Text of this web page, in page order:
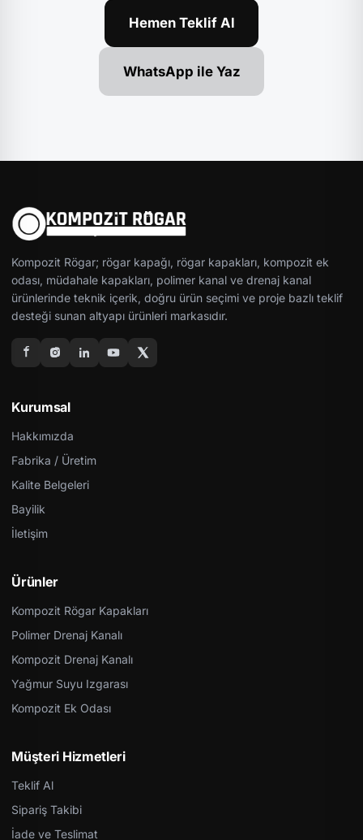
Hemen Teklif Al
WhatsApp ile Yaz
Kompozit Rögar; rögar kapağı, rögar kapakları, kompozit ek
odası, müdahale kapakları, polimer kanal ve drenaj kanal
ürünlerinde teknik içerik, doğru ürün seçimi ve proje bazlı teklif
desteği sunan altyapı ürünleri markasıdır.
Kurumsal
Hakkımızda
Fabrika / Üretim
Kalite Belgeleri
Bayilik
İletişim
Ürünler
Kompozit Rögar Kapakları
Polimer Drenaj Kanalı
Kompozit Drenaj Kanalı
Yağmur Suyu Izgarası
Kompozit Ek Odası
Müşteri Hizmetleri
Teklif Al
Sipariş Takibi
İade ve Teslimat